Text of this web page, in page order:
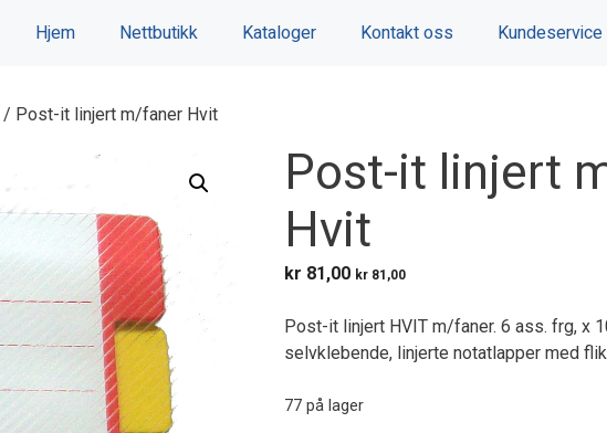
Hjem Nettbutikk Kataloger Kontakt oss Kundeservice
/ Post-it linjert m/faner Hvit
Post-it linjert
Hvit
kr 81,00 kr81,00
Post-it linjert HVIT m/faner. 6 ass. frg, x
selvklebende, linjerte notatlapper med
77 på lager